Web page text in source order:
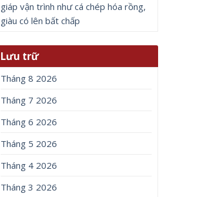
giáp vận trình như cá chép hóa rồng,
giàu có lên bất chấp
Lưu trữ
Tháng 8 2026
Tháng 7 2026
Tháng 6 2026
Tháng 5 2026
Tháng 4 2026
Tháng 3 2026